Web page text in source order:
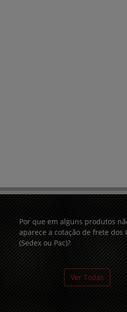
Por que em alguns produtos
aparece a cotação de frete dos
(Sedex ou Pac)?
Ver Todas